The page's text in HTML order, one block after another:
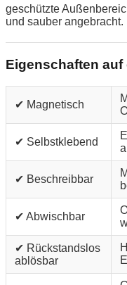
geschützte
und sauber angebracht.
Eigenschaften auf
✔ Magnetisch
✔ Selbstklebend
✔ Beschreibbar
✔ Abwischbar
✔ Rückstandslos
ablösbar